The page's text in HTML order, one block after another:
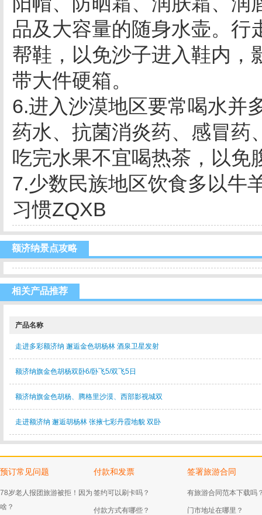
品及大容量的随身水壶。行
帮鞋，以免沙子进入鞋内，
带大件硬箱。
6.进入沙漠地区要常喝水并
药水、抗菌消炎药、感冒药
吃完水果不宜喝热茶，以免
7.少数民族地区饮食多以牛
习惯ZQXB
额济纳景点攻略
相关产品推荐
产品名称
走进多彩额济纳 邂逅金色胡杨林 酒泉卫星发射
额济纳旗金色胡杨双卧6/卧飞5/双飞5日
额济纳旗金色胡杨、腾格里沙漠、西部影视城双
走进额济纳 邂逅胡杨林 张掖七彩丹霞地貌 双卧
预订常见问题
78岁老人报团旅游被拒！因为
啥？
付款和发票
签约可以刷卡吗？
付款方式有哪些？
签署旅游合同
有旅游合同范本下载吗
门市地址在哪里？